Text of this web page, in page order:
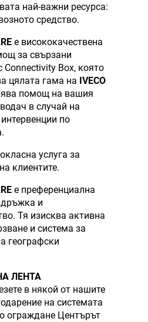
най-важни ресурса:
средство.
е висококачествена
за свързани
Connectivity Box, която
цялата гама на IVECO
помощ на вашия
в случай на
по
услуга за
клиентите.
е преференциална
и
Тя изисква активна
и система за
географски
ЛЕНТА
в някой от нашите
на системата
ограждане Центърът